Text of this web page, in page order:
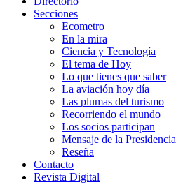
Secciones
Ecometro
En la mira
Ciencia y Tecnología
El tema de Hoy
Lo que tienes que saber
La aviación hoy día
Las plumas del turismo
Recorriendo el mundo
Los socios participan
Mensaje de la Presidencia
Reseña
Contacto
Revista Digital